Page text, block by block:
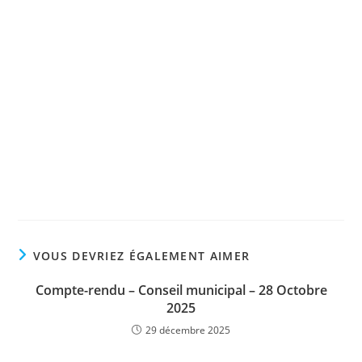
VOUS DEVRIEZ ÉGALEMENT AIMER
Compte-rendu – Conseil municipal – 28 Octobre
2025
29 décembre 2025